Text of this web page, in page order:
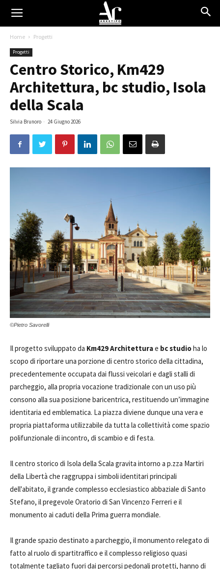
Home Progetti
Progetti
Centro Storico, Km429
Architettura, bc studio, Isola
della Scala
Silvia Brunoro - 24 Giugno 2026
©Pietro Savorelli
Il progetto sviluppato da Km429 Architetturae bc studioha lo
scopo di riportare una porzione di centro storico della cittadina,
precedentemente occupata dai flussi veicolari e dagli stalli di
parcheggio, alla propria vocazione tradizionale con un uso più
consono alla sua posizione baricentrica, restituendo un’immagine
identitaria ed emblematica. La piazza diviene dunque una vera e
propria piattaforma utilizzabile da tutta la collettività come spazio
polifunzionale di incontro, di scambio e di festa.
Il centro storico di Isola della Scala gravita intorno a p.zza Martiri
della Libertà che raggruppa i simboli identitari principali
dell'abitato, il grande complesso ecclesiastico abbaziale di Santo
Stefano, il pregevole Oratorio di San Vincenzo Ferreri e il
monumento ai caduti della Prima guerra mondiale.
Il grande spazio destinato a parcheggio, il monumento relegato di
fatto al ruolo di spartitraffico e il complesso religioso quasi
totalmente tagliato fuori dai percorsi pedonali protetti, hanno di